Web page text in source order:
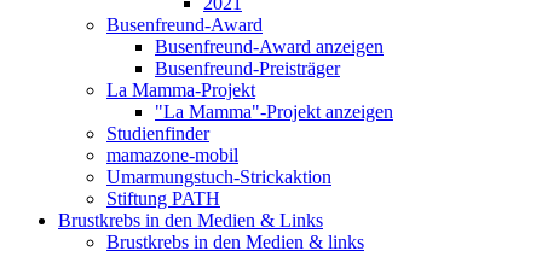
Busenfreund-Award
Busenfreund-Award anzeigen
Busenfreund-Preisträger
La Mamma-Projekt
"La Mamma"-Projekt anzeigen
Studienfinder
mamazone-mobil
Umarmungstuch-Strickaktion
Stiftung PATH
Brustkrebs in den Medien & Links
Brustkrebs in den Medien & links